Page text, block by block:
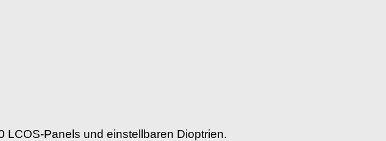
LCOS-Panels und einstellbaren Dioptrien.